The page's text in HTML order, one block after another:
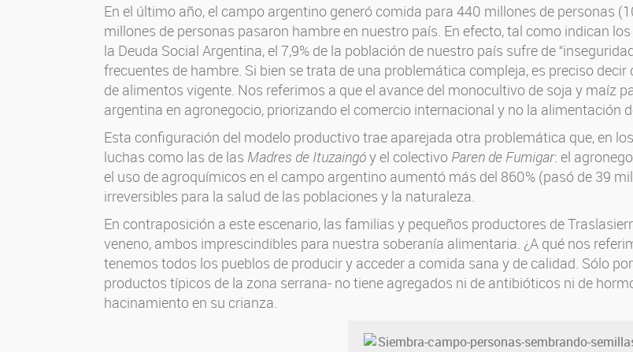
En el último año, el campo argentino generó comida para 440 millones de personas
millones de personas pasaron hambre en nuestro país. En efecto, tal como indican
la Deuda Social Argentina, el 7,9% de la población de nuestro país sufre de
frecuentes de hambre. Si bien se trata de una problemática compleja, es preciso
de alimentos vigente. Nos referimos a que el avance del monocultivo de soja y maíz
argentina en agronegocio, priorizando el comercio internacional y no la alimentación
Esta configuración del modelo productivo trae aparejada otra problemática que, en
luchas como las de las Madres de Ituzaingóy el colectivo Paren de Fumigar: el
el uso de agroquímicos en el campo argentino aumentó más del 860% (pasó de 39
irreversibles para la salud de las poblaciones y la naturaleza.
En contraposición a este escenario, las familias y pequeños productores de
veneno, ambos imprescindibles para nuestra soberanía alimentaria. ¿A qué nos
tenemos todos los pueblos de producir y acceder a comida sana y de calidad. Sólo
productos típicos de la zona serrana- no tiene agregados ni de antibióticos ni de
hacinamiento en su crianza.